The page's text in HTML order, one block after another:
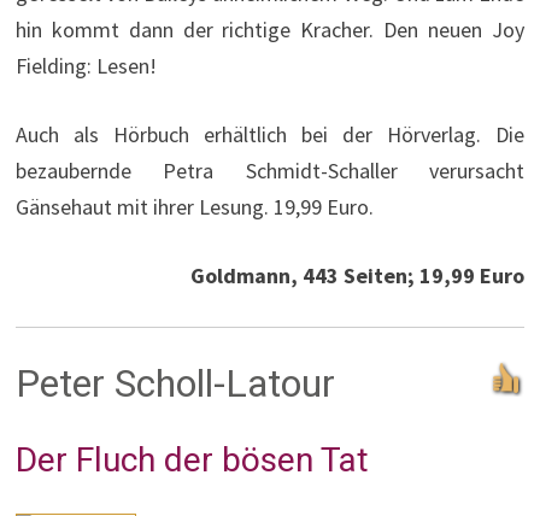
hin kommt dann der richtige Kracher. Den neuen Joy
Fielding: Lesen!
Auch als Hörbuch erhältlich bei der Hörverlag. Die
bezaubernde Petra Schmidt-Schaller verursacht
Gänsehaut mit ihrer Lesung. 19,99 Euro.
Goldmann, 443 Seiten; 19,99 Euro
Peter Scholl-Latour
Der Fluch der bösen Tat